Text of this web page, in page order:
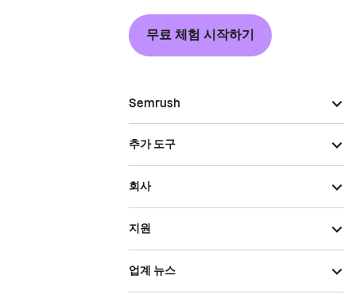
무료 체험 시작하기
Semrush
추가 도구
회사
지원
업계 뉴스